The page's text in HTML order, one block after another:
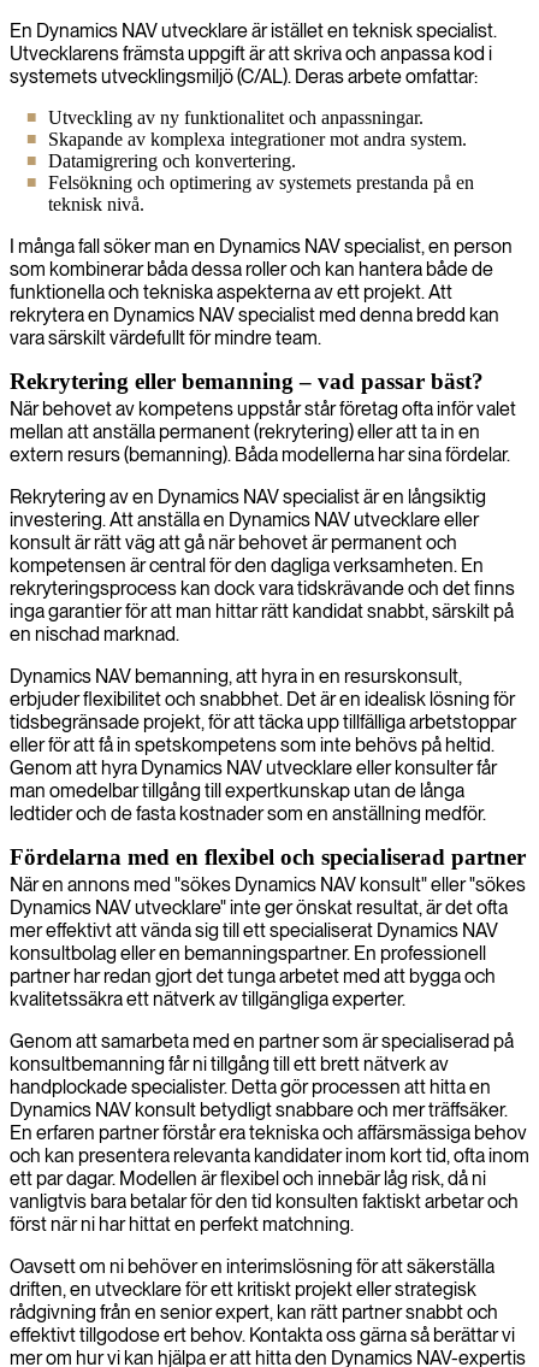
En Dynamics NAV utvecklare är istället en teknisk specialist.
Utvecklarens främsta uppgift är att skriva och anpassa kod i
systemets utvecklingsmiljö (C/AL). Deras arbete omfattar:
Utveckling av ny funktionalitet och anpassningar.
Skapande av komplexa integrationer mot andra system.
Datamigrering och konvertering.
Felsökning och optimering av systemets prestanda på en
teknisk nivå.
I många fall söker man en Dynamics NAV specialist, en person
som kombinerar båda dessa roller och kan hantera både de
funktionella och tekniska aspekterna av ett projekt. Att
rekrytera en Dynamics NAV specialist med denna bredd kan
vara särskilt värdefullt för mindre team.
Rekrytering eller bemanning – vad passar bäst?
När behovet av kompetens uppstår står företag ofta inför valet
mellan att anställa permanent (rekrytering) eller att ta in en
extern resurs (bemanning). Båda modellerna har sina fördelar.
Rekrytering av en Dynamics NAV specialist är en långsiktig
investering. Att anställa en Dynamics NAV utvecklare eller
konsult är rätt väg att gå när behovet är permanent och
kompetensen är central för den dagliga verksamheten. En
rekryteringsprocess kan dock vara tidskrävande och det finns
inga garantier för att man hittar rätt kandidat snabbt, särskilt på
en nischad marknad.
Dynamics NAV bemanning, att hyra in en resurskonsult,
erbjuder flexibilitet och snabbhet. Det är en idealisk lösning för
tidsbegränsade projekt, för att täcka upp tillfälliga arbetstoppar
eller för att få in spetskompetens som inte behövs på heltid.
Genom att hyra Dynamics NAV utvecklare eller konsulter får
man omedelbar tillgång till expertkunskap utan de långa
ledtider och de fasta kostnader som en anställning medför.
Fördelarna med en flexibel och specialiserad partner
När en annons med "sökes Dynamics NAV konsult" eller "sökes
Dynamics NAV utvecklare" inte ger önskat resultat, är det ofta
mer effektivt att vända sig till ett specialiserat Dynamics NAV
konsultbolag eller en bemanningspartner. En professionell
partner har redan gjort det tunga arbetet med att bygga och
kvalitetssäkra ett nätverk av tillgängliga experter.
Genom att samarbeta med en partner som är specialiserad på
konsultbemanning får ni tillgång till ett brett nätverk av
handplockade specialister. Detta gör processen att hitta en
Dynamics NAV konsult betydligt snabbare och mer träffsäker.
En erfaren partner förstår era tekniska och affärsmässiga behov
och kan presentera relevanta kandidater inom kort tid, ofta inom
ett par dagar. Modellen är flexibel och innebär låg risk, då ni
vanligtvis bara betalar för den tid konsulten faktiskt arbetar och
först när ni har hittat en perfekt matchning.
Oavsett om ni behöver en interimslösning för att säkerställa
driften, en utvecklare för ett kritiskt projekt eller strategisk
rådgivning från en senior expert, kan rätt partner snabbt och
effektivt tillgodose ert behov. Kontakta oss gärna så berättar vi
mer om hur vi kan hjälpa er att hitta den Dynamics NAV-expertis